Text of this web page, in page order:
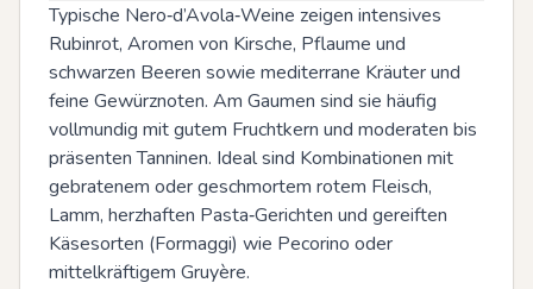
Typische Nero‑d’Avola‑Weine zeigen intensives
Rubinrot, Aromen von Kirsche, Pflaume und
schwarzen Beeren sowie mediterrane Kräuter und
feine Gewürznoten. Am Gaumen sind sie häufig
vollmundig mit gutem Fruchtkern und moderaten bis
präsenten Tanninen. Ideal sind Kombinationen mit
gebratenem oder geschmortem rotem Fleisch,
Lamm, herzhaften Pasta‑Gerichten und gereiften
Käsesorten (Formaggi) wie Pecorino oder
mittelkräftigem Gruyère.